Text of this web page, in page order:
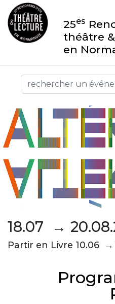
25es
théâtre
en
18.07 →
Partir en Livre 10.06 →